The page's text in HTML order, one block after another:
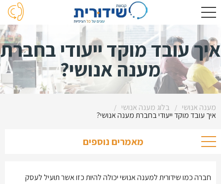
איך עובד מוקד ייעודי בחברת
מענה אנושי?
מענה אנושי / בלוג מענה אנושי /
איך עובד מוקד ייעודי בחברת מענה אנושי?
מאמרים נוספים
חברה כמו שידורית למענה אנושי יכולה להיות כזו אשר תועיל לעסק